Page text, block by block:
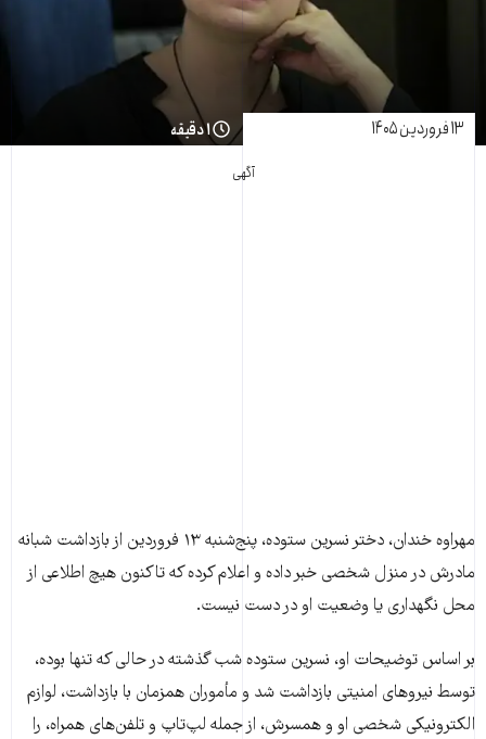
۱۳ فروردین ۱۴۰۵ ۱ دقیقه
آگهی
مهراوه خندان، دختر نسرین ستوده، پنج‌شنبه ۱۳ فروردین از بازداشت شبانه
مادرش در منزل شخصی خبر داده و اعلام کرده که تاکنون هیچ اطلاعی از
محل نگهداری یا وضعیت او در دست نیست.
بر اساس توضیحات او، نسرین ستوده شب گذشته در حالی که تنها بوده،
توسط نیروهای امنیتی بازداشت شد و مأموران همزمان با بازداشت، لوازم
الکترونیکی شخصی او و همسرش، از جمله لپ‌تاپ و تلفن‌های همراه، را